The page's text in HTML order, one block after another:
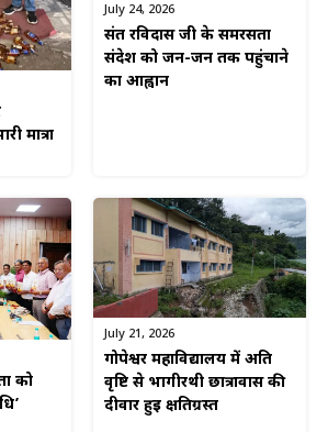
मात्रा
July 24, 2026
संत रविदास जी के समरसता
संदेश को जन-जन तक पहुंचाने
का आह्वान
को
July 21, 2026
गोपेश्वर महाविद्यालय में अति
वृष्टि से भागीरथी छात्रावास की
दीवार हुई क्षतिग्रस्त